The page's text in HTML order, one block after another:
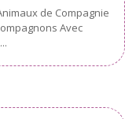
de Compagnie
Avec